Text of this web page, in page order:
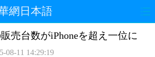
網日本語
政治 経済
売台数がiPhoneを超え一位に
08-11 14:29:19